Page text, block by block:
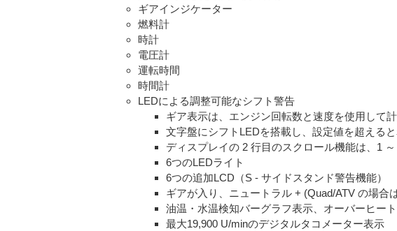
ギアインジケーター
燃料計
時計
電圧計
運転時間
時間計
LEDによる調整可能なシフト警告
ギア表示は、エンジン回転数と速度を使用して
文字盤にシフトLEDを搭載し、設定値を超える
ディスプレイの 2 行目のスクロール機能は、1
6つのLEDライト
6つの追加LCD（S - サイドスタンド警告機能）
ギアが入り、ニュートラル + (Quad/ATV の場合
油温・水温検知バーグラフ表示、オーバーヒー
最大19,900 U/minのデジタルタコメーター表示